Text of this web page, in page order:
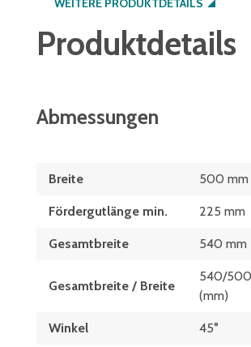
WEITERE PRODUKTDETAILS
Produktdetails
Abmessungen
Breite 500 mm
Fördergutlänge min. 225 mm
Gesamtbreite 540 mm
Gesamtbreite / Breite
540/500
(mm)
Winkel 45°